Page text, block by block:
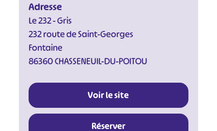
Adresse
Le 232 - Gris
232 route de Saint-Georges
Fontaine
86360 CHASSENEUIL-DU-POITOU
Voir le site
Réserver